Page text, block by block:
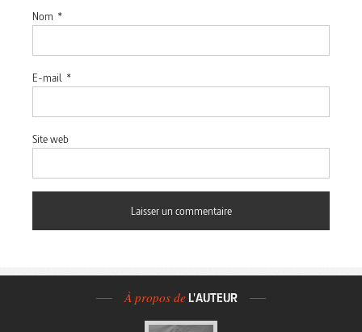
Nom *
E-mail *
Site web
À propos de L'AUTEUR